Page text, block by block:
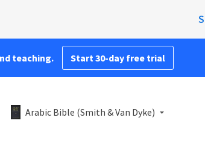
teaching. Start 30-day free trial
Arabic Bible (Smith & Van Dyke)